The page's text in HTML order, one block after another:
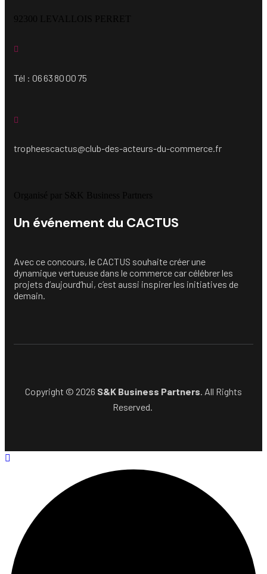
92300 LEVALLOIS PERRET
Tél : 06 63 80 00 75
tropheescactus@club-des-acteurs-du-commerce.fr
Organisé par S&K Business Partners
Un événement du CACTUS
Avec ce concours, le CACTUS souhaite créer une
dynamique vertueuse dans le commerce car célébrer les
projets d’aujourd’hui, c’est aussi inspirer les initiatives de
demain.
Copyright © 2026 S&K Business Partners. All Rights
Reserved.